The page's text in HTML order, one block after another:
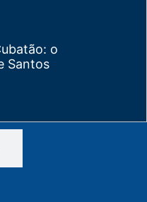
o
Santos
venceu